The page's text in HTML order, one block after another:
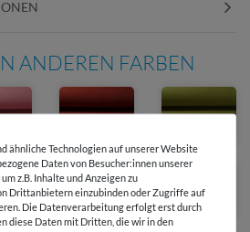
ANDEREN FARBEN
ähnliche Technologien auf unserer Website
Daten von Besucher:innen unserer
z.B. Inhalte und Anzeigen zu
Drittanbietern einzubinden oder Zugriffe auf
Die Datenverarbeitung erfolgt erst durch
diese Daten mit Dritten, die wir in den